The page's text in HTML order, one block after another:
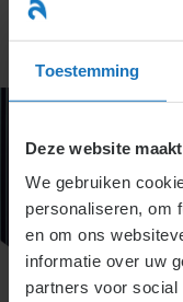
Toestemming
Deze website
We gebruiken
personaliseren, om
en om ons
informatie over uw
partners voor
naar
inhoud